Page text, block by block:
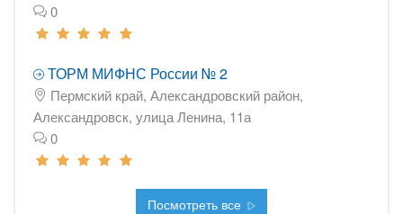
0
ТОРМ МИФНС России № 2
Пермский край, Александровский район,
Александровск, улица Ленина, 11а
0
Посмотреть все